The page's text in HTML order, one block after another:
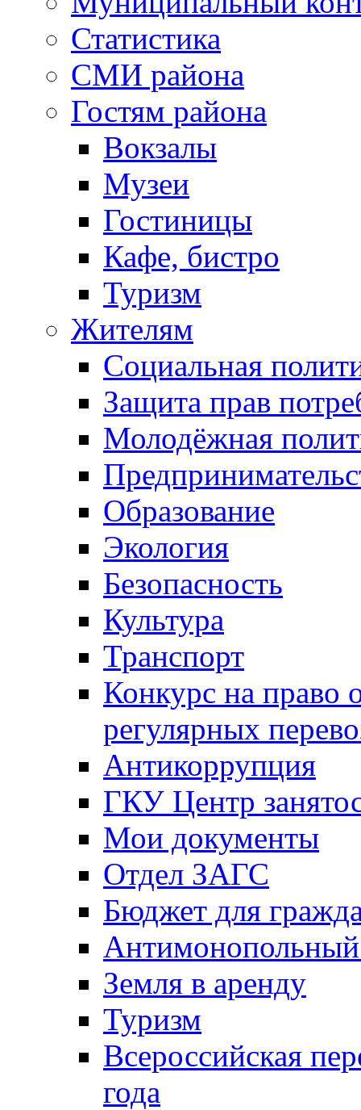
Статистика
СМИ района
Гостям района
Вокзалы
Музеи
Гостиницы
Кафе, бистро
Туризм
Жителям
Социальная
Защита прав
Молодёжная
Образование
Экология
Безопасность
Культура
Транспорт
Конкурс на право
регулярных
Антикоррупция
ГКУ Центр
Мои документы
Отдел ЗАГС
Бюджет для
Антимонопольный
Земля в аренду
Туризм
Всероссийская
года